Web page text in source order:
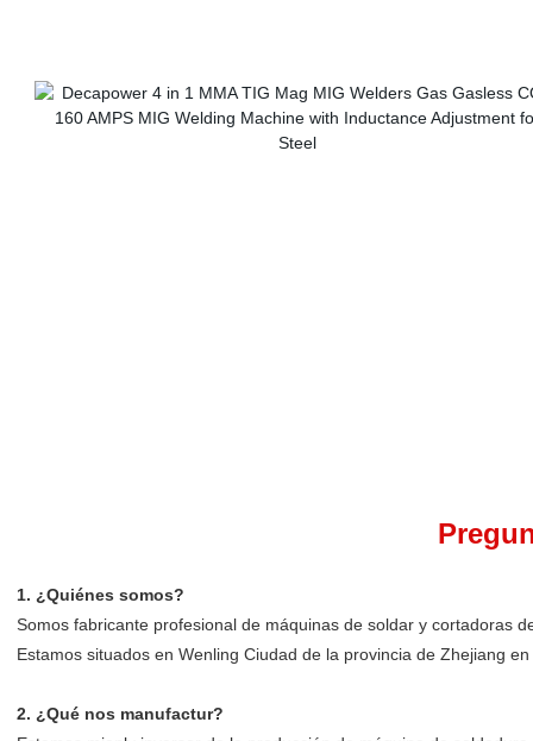
1. ¿Quiénes somos?
Somos fabricante profesional de máquinas de soldar y cortadoras
Estamos situados en Wenling Ciudad de la provincia de Zhejiang
2. ¿Qué nos manufactur?